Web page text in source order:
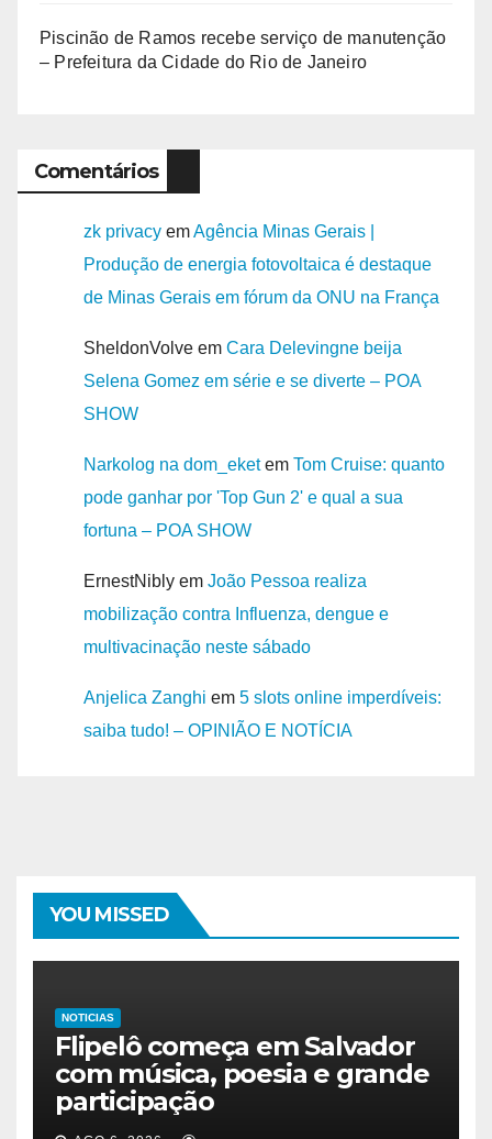
Piscinão de Ramos recebe serviço de manutenção
– Prefeitura da Cidade do Rio de Janeiro
Comentários
zk privacy emAgência Minas Gerais |
Produção de energia fotovoltaica é destaque
de Minas Gerais em fórum da ONU na França
SheldonVolve em Cara Delevingne beija
Selena Gomez em série e se diverte – POA
SHOW
Narkolog na dom_eketem Tom Cruise: quanto
pode ganhar por 'Top Gun 2' e qual a sua
fortuna – POA SHOW
ErnestNibly em João Pessoa realiza
mobilização contra Influenza, dengue e
multivacinação neste sábado
Anjelica Zanghi em 5 slots online imperdíveis:
saiba tudo! – OPINIÃO E NOTÍCIA
YOU MISSED
NOTICIAS
Flipelô começa em Salvador
com música, poesia e grande
participação